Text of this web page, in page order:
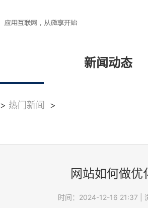
新闻动态
> 热门新闻 >
网站如何做优
时间：2024-12-16 21:37